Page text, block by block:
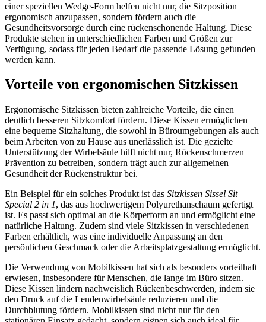
einer speziellen Wedge-Form helfen nicht nur, die Sitzposition
ergonomisch anzupassen, sondern fördern auch die
Gesundheitsvorsorge durch eine rückenschonende Haltung. Diese
Produkte stehen in unterschiedlichen Farben und Größen zur
Verfügung, sodass für jeden Bedarf die passende Lösung gefunden
werden kann.
Vorteile von ergonomischen Sitzkissen
Ergonomische Sitzkissen bieten zahlreiche Vorteile, die einen
deutlich besseren Sitzkomfort fördern. Diese Kissen ermöglichen
eine bequeme Sitzhaltung, die sowohl in Büroumgebungen als auch
beim Arbeiten von zu Hause aus unerlässlich ist. Die gezielte
Unterstützung der Wirbelsäule hilft nicht nur, Rückenschmerzen
Prävention zu betreiben, sondern trägt auch zur allgemeinen
Gesundheit der Rückenstruktur bei.
Ein Beispiel für ein solches Produkt ist das Sitzkissen Sissel Sit
Special 2 in 1, das aus hochwertigem Polyurethanschaum gefertigt
ist. Es passt sich optimal an die Körperform an und ermöglicht eine
natürliche Haltung. Zudem sind viele Sitzkissen in verschiedenen
Farben erhältlich, was eine individuelle Anpassung an den
persönlichen Geschmack oder die Arbeitsplatzgestaltung ermöglicht.
Die Verwendung von Mobilkissen hat sich als besonders vorteilhaft
erwiesen, insbesondere für Menschen, die lange im Büro sitzen.
Diese Kissen lindern nachweislich Rückenbeschwerden, indem sie
den Druck auf die Lendenwirbelsäule reduzieren und die
Durchblutung fördern. Mobilkissen sind nicht nur für den